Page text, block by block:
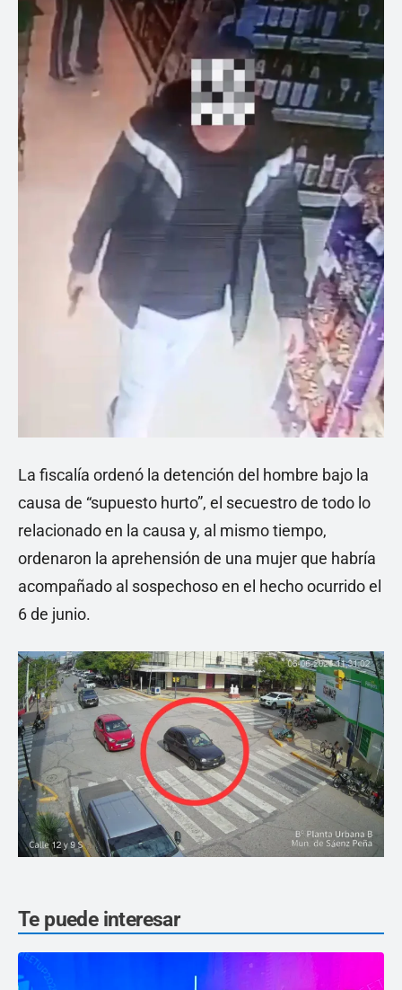
La fiscalía ordenó la detención del hombre bajo la
causa de “supuesto hurto”, el secuestro de todo lo
relacionado en la causa y, al mismo tiempo,
ordenaron la aprehensión de una mujer que habría
acompañado al sospechoso en el hecho ocurrido el
6 de junio.
Te puede interesar